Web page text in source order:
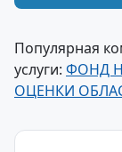
Популярная
услуги: ФОНД
ОЦЕНКИ